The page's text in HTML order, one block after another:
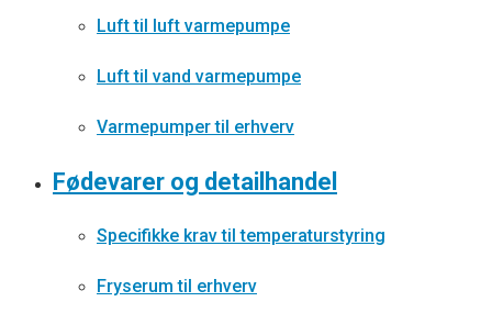
Luft til luft varmepumpe
Luft til vand varmepumpe
Varmepumper til erhverv
Fødevarer og detailhandel
Specifikke krav til temperaturstyring
Fryserum til erhverv